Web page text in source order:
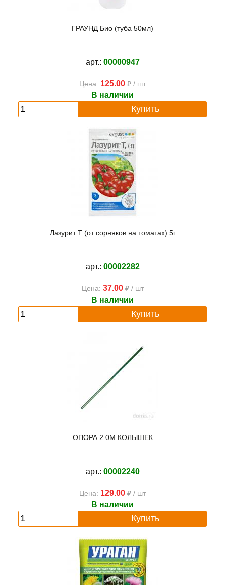
ГРАУНД Био (туба 50мл)
арт.: 00000947
Цена: 125.00 ₽ / шт
В наличии
Купить
Лазурит Т (от сорняков на томатах) 5г
арт.: 00002282
Цена: 37.00₽ / шт
В наличии
Купить
ОПОРА 2.0М КОЛЫШЕК
арт.: 00002240
Цена: 129.00 ₽ / шт
В наличии
Купить